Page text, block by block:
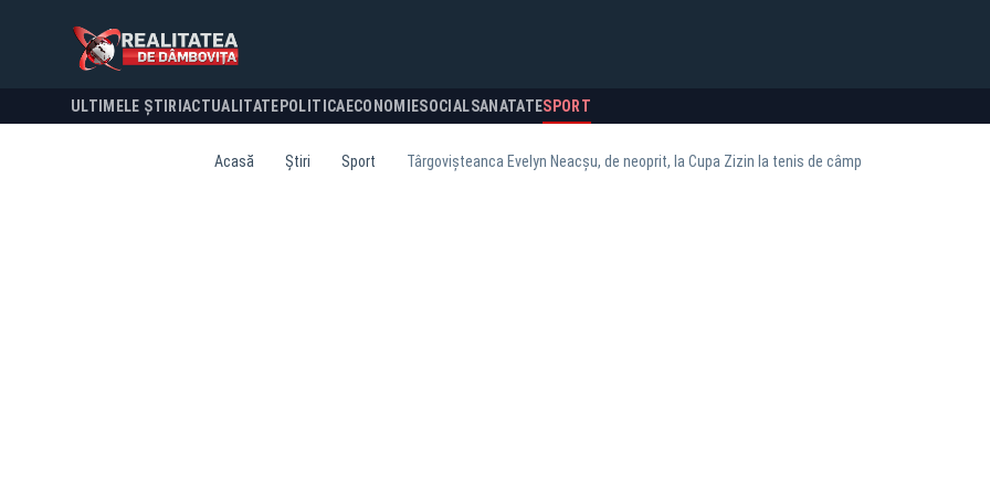
ULTIMELE ȘTIRI ACTUALITATE POLITICA ECONOMIESOCIALSANATATESPORT
Acasă Știri Sport Târgovișteanca Evelyn Neacșu, de neoprit, la Cupa Zizin la tenis de câmp